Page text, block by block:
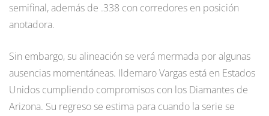
semifinal, además de .338 con corredores en posición
anotadora.
Sin embargo, su alineación se verá mermada por algunas
ausencias momentáneas. Ildemaro Vargas está en Estados
Unidos cumpliendo compromisos con los Diamantes de
Arizona. Su regreso se estima para cuando la serie se